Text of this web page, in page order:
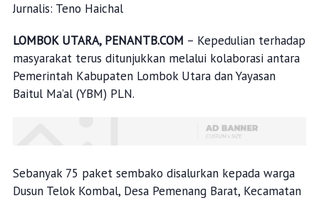
Jurnalis: Teno Haichal
LOMBOK UTARA, PENANTB.COM – Kepedulian terhadap
masyarakat terus ditunjukkan melalui kolaborasi antara
Pemerintah Kabupaten Lombok Utara dan Yayasan
Baitul Ma’al (YBM) PLN.
Sebanyak 75 paket sembako disalurkan kepada warga
Dusun Telok Kombal, Desa Pemenang Barat, Kecamatan